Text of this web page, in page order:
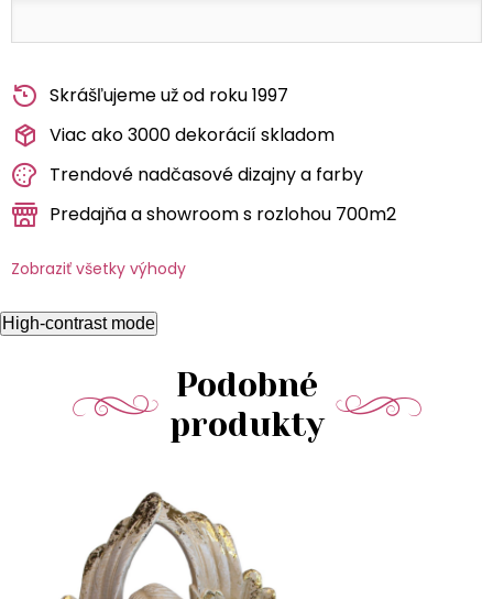
Skrášľujeme už od roku 1997
Viac ako 3000 dekorácií skladom
Trendové nadčasové dizajny a farby
Predajňa a showroom s rozlohou 700m2
Zobraziť všetky výhody
High-contrast mode
Podobné
produkty